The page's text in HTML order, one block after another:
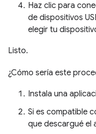
Haz clic para
de dispositivos
elegir tu
Listo.
¿Cómo sería este
Instala una
Si es compatible
que descargué el